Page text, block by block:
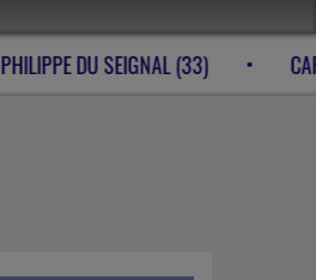
La fête de l'été à ST PHILIPPE DU